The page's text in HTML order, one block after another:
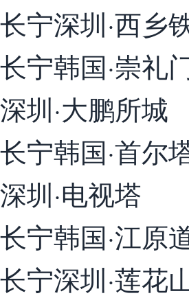
长宁深圳·西乡
长宁韩国·崇礼
深圳·大鹏所城
长宁韩国·首尔
深圳·电视塔
长宁韩国·江原
长宁深圳·莲花